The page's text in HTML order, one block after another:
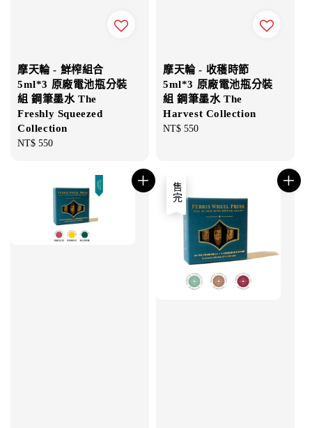
摩天輪 - 鮮榨組合
5ml*3 原廠電池瓶分裝
組 鋼筆墨水 The
Freshly Squeezed
Collection
Regular
NT$ 550
摩天輪 - 收穫時節
5ml*3 原廠電池瓶分裝
組 鋼筆墨水 The
Harvest Collection
Regular
NT$ 550
售完